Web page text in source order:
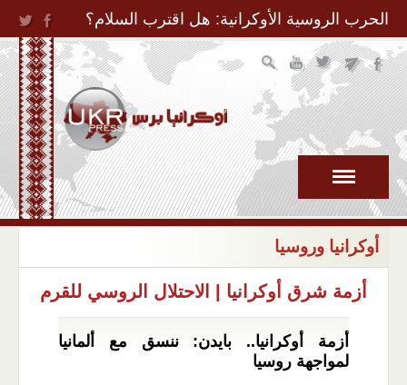
Jump to Navigation
الحرب الروسية الأوكرانية: هل اقترب السلام؟
أوكرانيا وروسيا
أزمة شرق أوكرانيا الاحتلال الروسي للقرم
أزمة أوكرانيا.. بايدن: ننسق مع ألمانيا
لمواجهة روسيا